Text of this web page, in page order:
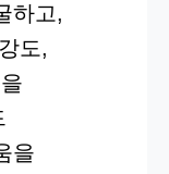
하고,
도,
을